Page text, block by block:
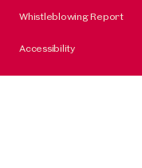
Whistleblowing Report
Accessibility